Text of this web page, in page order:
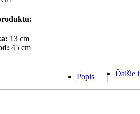
13 cm
45 cm
Popis Ďalšie